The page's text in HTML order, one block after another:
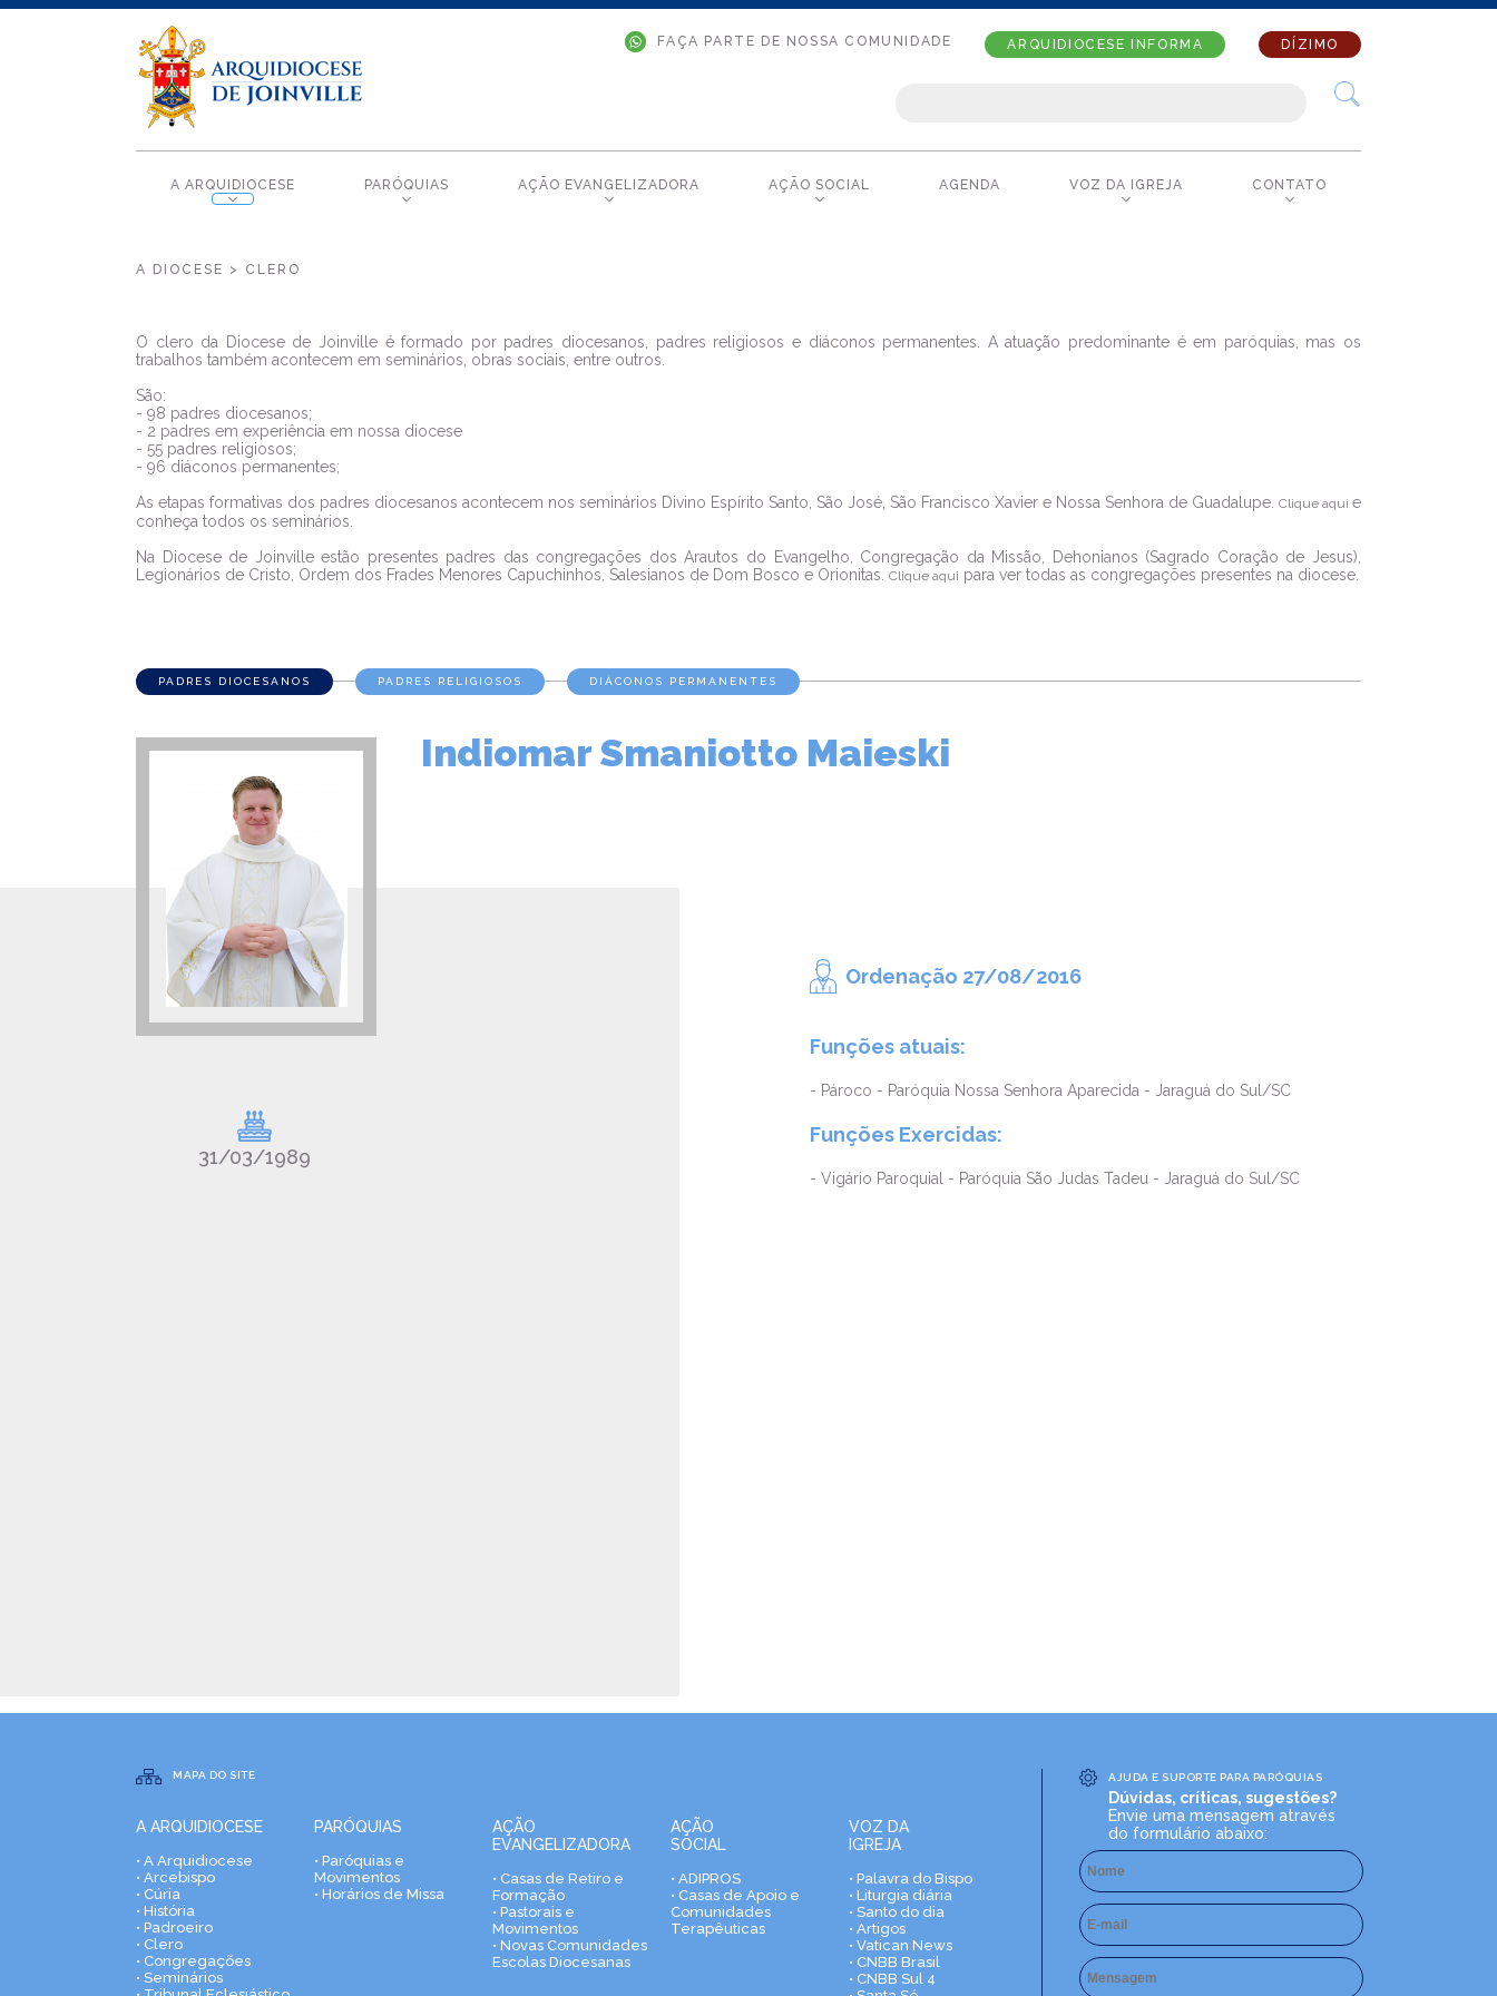
DÍZIMO
ARQUIDIOCESE INFORMA
FAÇA PARTE DE NOSSA COMUNIDADE
A ARQUIDIOCESE PARÓQUIAS AÇÃO EVANGELIZADORA AÇÃO SOCIAL AGENDA VOZ DA IGREJA CONTATO
A DIOCESE > CLERO
O clero da Diocese de Joinville é formado por padres diocesanos, padres religiosos e diáconos permanentes. A atuação predominante é em paróquias, mas os
trabalhos também acontecem em seminários, obras sociais, entre outros.
São:
- 98 padres diocesanos;
- 2 padres em experiência em nossa diocese
- 55 padres religiosos;
- 96 diáconos permanentes;
As etapas formativas dos padres diocesanos acontecem nos seminários Divino Espírito Santo, São José, São Francisco Xavier e Nossa Senhora de Guadalupe. Clique aqui e
conheça todos os seminários.
Na Diocese de Joinville estão presentes padres das congregações dos Arautos do Evangelho, Congregação da Missão, Dehonianos (Sagrado Coração de Jesus),
Legionários de Cristo, Ordem dos Frades Menores Capuchinhos, Salesianos de Dom Bosco e Orionitas. Clique aqui para ver todas as congregações presentes na diocese.
PADRES DIOCESANOS PADRES RELIGIOSOS DIÁCONOS PERMANENTES
Indiomar Smaniotto Maieski
31/03/1989
Ordenação 27/08/2016
Funções atuais:
- Pároco - Paróquia Nossa Senhora Aparecida - Jaraguá do Sul/SC
Funções Exercidas:
- Vigário Paroquial - Paróquia São Judas Tadeu - Jaraguá do Sul/SC
MAPA DO SITE
A ARQUIDIOCESE
• A Arquidiocese
• Arcebispo
• Cúria
• História
• Padroeiro
• Clero
• Congregações
• Seminários
PARÓQUIAS
• Paróquias e
Movimentos
• Horários de Missa
AÇÃO
EVANGELIZADORA
• Casas de Retiro e
Formação
• Pastorais e
Movimentos
• Novas Comunidades
Escolas Diocesanas
AÇÃO
SOCIAL
• ADIPROS
• Casas de Apoio e
Comunidades
Terapêuticas
VOZ DA
IGREJA
• Palavra do Bispo
• Liturgia diária
• Santo do dia
• Artigos
• Vatican News
• CNBB Brasil
• CNBB Sul 4
AJUDA E SUPORTE PARA PARÓQUIAS
Dúvidas, críticas, sugestões?
Envie uma mensagem através
do formulário abaixo: